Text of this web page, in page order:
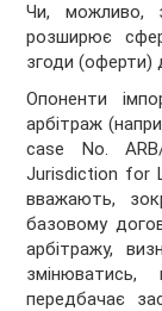
Чи, можливо,
розширює
згоди (оферти)
Опоненти
арбітраж
case No.
Jurisdiction for
вважають,
базовому
арбітражу,
передбачає